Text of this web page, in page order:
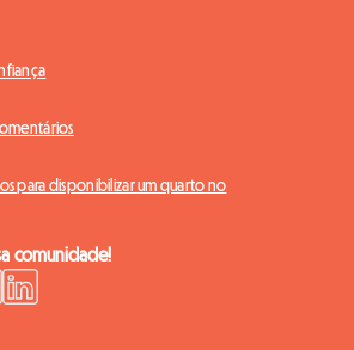
para disponibilizar um quarto no
comunidade!